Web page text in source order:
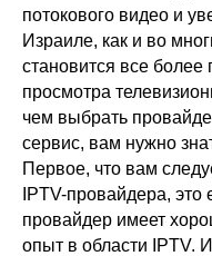
потокового видео и
Израиле, как и во
становится все
просмотра
чем выбрать
сервис, вам нужно
Первое, что вам
IPTV-провайдера, это
провайдер имеет
опыт в области IPTV.